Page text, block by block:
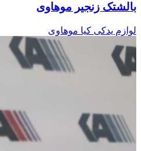
بالشتک زنجیر موهاوی
لوازم یدکی کیا موهاوی